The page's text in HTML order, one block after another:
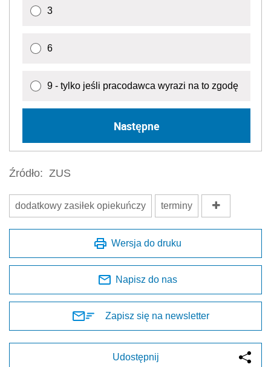
3
6
9 - tylko jeśli pracodawca wyrazi na to zgodę
Następne
Źródło: ZUS
dodatkowy zasiłek opiekuńczy terminy
Wersja do druku
Napisz do nas
Zapisz się na newsletter
Udostępnij